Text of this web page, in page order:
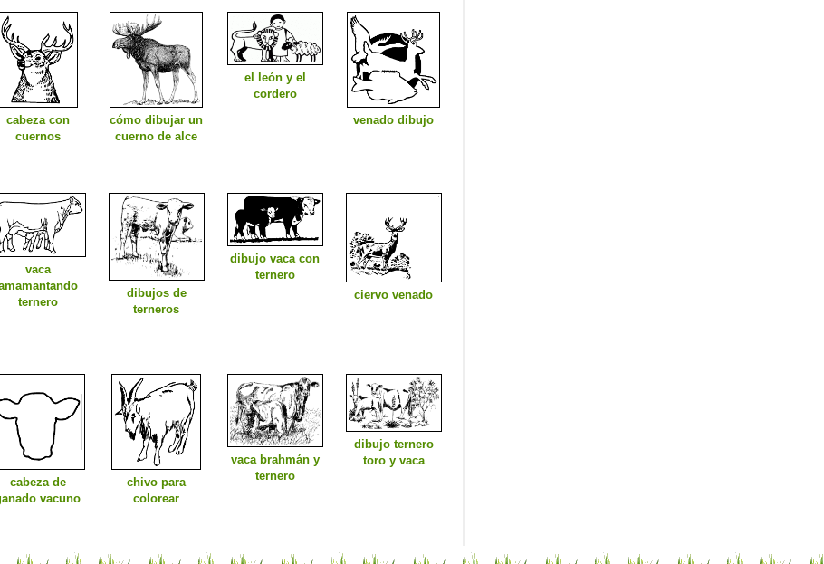
cabeza con
cuernos
cómo dibujar un
cuerno de alce
el león y el
cordero
venado dibujo
vaca
ternero
dibujos de
terneros
dibujo vaca con
ternero
ciervo venado
cabeza de
vacuno
chivo para
colorear
vaca brahmán y
ternero
dibujo ternero
toro y vaca